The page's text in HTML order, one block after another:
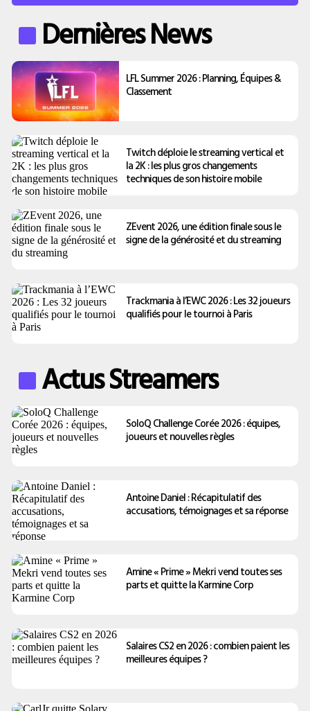
Dernières News
LFL Summer 2026 : Planning, Équipes &
Classement
Twitch déploie le streaming vertical et
la 2K : les plus gros changements
techniques de son histoire mobile
ZEvent 2026, une édition finale sous le
signe de la générosité et du streaming
Trackmania à l’EWC 2026 : Les 32 joueurs
qualifiés pour le tournoi à Paris
Actus Streamers
SoloQ Challenge Corée 2026 : équipes,
joueurs et nouvelles règles
Antoine Daniel : Récapitulatif des
accusations, témoignages et sa réponse
Amine « Prime » Mekri vend toutes ses
parts et quitte la Karmine Corp
Salaires CS2 en 2026 : combien paient les
meilleures équipes ?